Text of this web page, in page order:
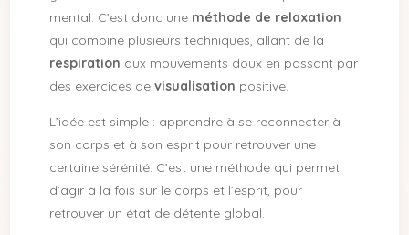
mental. C’est donc une méthode de relaxation
qui combine plusieurs techniques, allant de la
respiration aux mouvements doux en passant par
des exercices de visualisation positive.
L’idée est simple : apprendre à se reconnecter à
son corps et à son esprit pour retrouver une
certaine sérénité. C’est une méthode qui permet
d’agir à la fois sur le corps et l’esprit, pour
retrouver un état de détente global.